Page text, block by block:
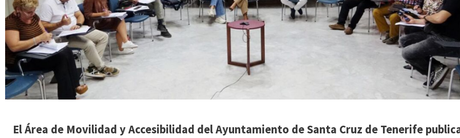
El Área de Movilidad y Accesibilidad del Ayuntamiento de Santa Cruz de Tenerife